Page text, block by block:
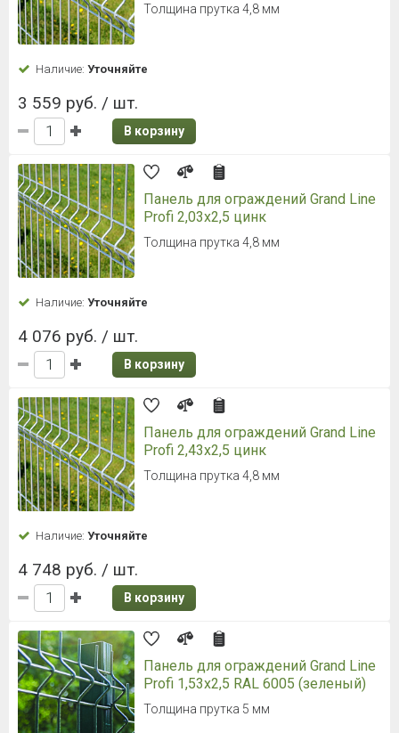
Толщина прутка 4,8 мм
Наличие: Уточняйте
3 559 руб. / шт.
В корзину
Панель для ограждений Grand Line
Profi 2,03x2,5 цинк
Толщина прутка 4,8 мм
Наличие: Уточняйте
4 076 руб. / шт.
В корзину
Панель для ограждений Grand Line
Profi 2,43x2,5 цинк
Толщина прутка 4,8 мм
Наличие: Уточняйте
4 748 руб. / шт.
В корзину
Панель для ограждений Grand Line
Profi 1,53x2,5 RAL 6005 (зеленый)
Толщина прутка 5 мм